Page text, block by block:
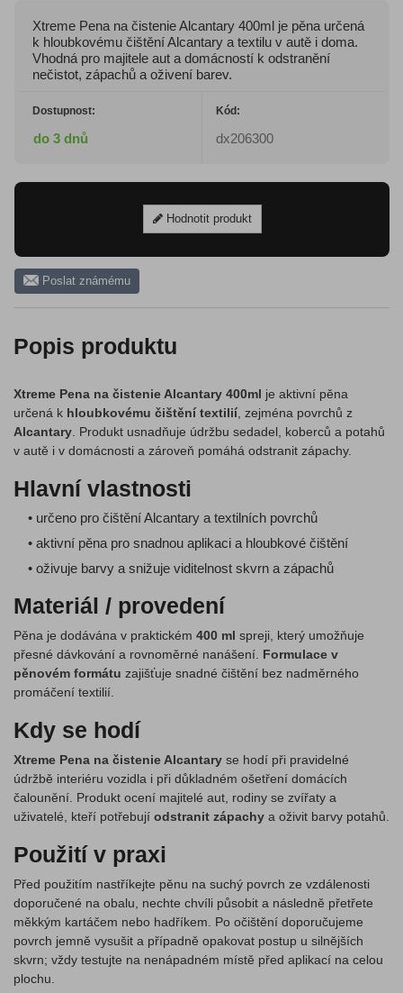
Xtreme Pena na čistenie Alcantary 400ml je pěna určená
k hloubkovému čištění Alcantary a textilu v autě i doma.
Vhodná pro majitele aut a domácností k odstranění
nečistot, zápachů a oživení barev.
Dostupnost:
do 3 dnů
Kód:
dx206300
Hodnotit produkt
Poslat známému
Popis produktu
Xtreme Pena na čistenie Alcantary 400ml je aktivní pěna
určená k hloubkovému čištění textilií , zejména povrchů z
Alcantary . Produkt usnadňuje údržbu sedadel, koberců a potahů
v autě i v domácnosti a zároveň pomáhá odstranit zápachy.
Hlavní vlastnosti
• určeno pro čištění Alcantary a textilních povrchů
• aktivní pěna pro snadnou aplikaci a hloubkové čištění
• oživuje barvy a snižuje viditelnost skvrn a zápachů
Materiál / provedení
Pěna je dodávána v praktickém 400 ml spreji, který umožňuje
přesné dávkování a rovnoměrné nanášení. Formulace v
pěnovém formátu zajišťuje snadné čištění bez nadměrného
promáčení textilií.
Kdy se hodí
Xtreme Pena na čistenie Alcantary se hodí při pravidelné
údržbě interiéru vozidla i při důkladném ošetření domácích
čalounění. Produkt ocení majitelé aut, rodiny se zvířaty a
uživatelé, kteří potřebují odstranit zápachy a oživit barvy potahů.
Použití v praxi
Před použitím nastříkejte pěnu na suchý povrch ze vzdálenosti
doporučené na obalu, nechte chvíli působit a následně přetřete
měkkým kartáčem nebo hadříkem. Po očištění doporučujeme
povrch jemně vysušit a případně opakovat postup u silnějších
skvrn; vždy testujte na nenápadném místě před aplikací na celou
plochu.